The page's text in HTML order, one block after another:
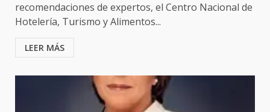
recomendaciones de expertos, el Centro Nacional de
Hotelería, Turismo y Alimentos...
LEER MÁS